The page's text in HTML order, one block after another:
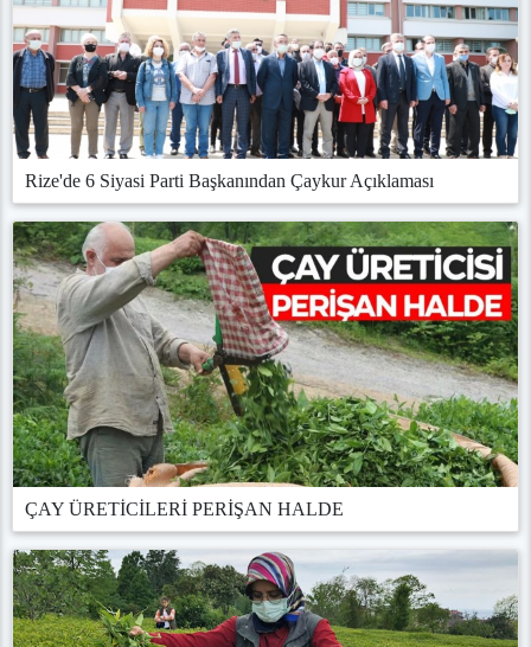
Rize'de 6 Siyasi Parti Başkanından Çaykur Açıklaması
ÇAY ÜRETİCİLERİ PERİŞAN HALDE